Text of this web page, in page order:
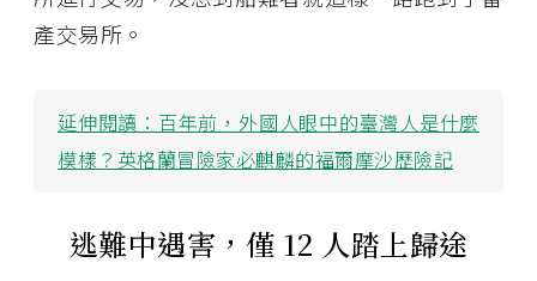
產交易所。
延伸閱讀： 百年前，外國人眼中的臺灣人是什麼
模樣？英格蘭冒險家必麒麟的福爾摩沙歷險記
逃難中遇害，僅 12 人踏上歸途